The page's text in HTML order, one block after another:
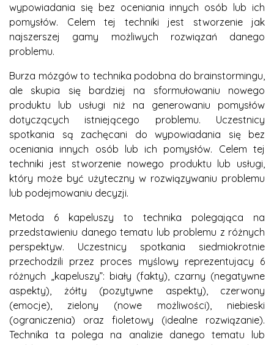
wypowiadania się bez oceniania innych osób lub ich
pomysłów. Celem tej techniki jest stworzenie jak
najszerszej gamy możliwych rozwiązań danego
problemu.
Burza mózgów to technika podobna do brainstormingu,
ale skupia się bardziej na sformułowaniu nowego
produktu lub usługi niż na generowaniu pomysłów
dotyczących istniejącego problemu. Uczestnicy
spotkania są zachęcani do wypowiadania się bez
oceniania innych osób lub ich pomysłów. Celem tej
techniki jest stworzenie nowego produktu lub usługi,
który może być użyteczny w rozwiązywaniu problemu
lub podejmowaniu decyzji.
Metoda 6 kapeluszy to technika polegająca na
przedstawieniu danego tematu lub problemu z różnych
perspektyw. Uczestnicy spotkania siedmiokrotnie
przechodzili przez proces myślowy reprezentujacy 6
różnych „kapeluszy”: biały (fakty), czarny (negatywne
aspekty), żółty (pozytywne aspekty), czerwony
(emocje), zielony (nowe możliwości), niebieski
(ograniczenia) oraz fioletowy (idealne rozwiązanie).
Technika ta polega na analizie danego tematu lub